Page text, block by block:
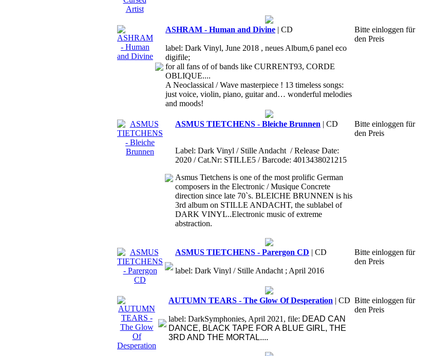
ASHRAM - Human and Divine | CD
label: Dark Vinyl, June 2018 , neues Album,6 panel eco
digifile;
for all fans of of bands like CURRENT93, CORDE
OBLIQUE....
A Neoclassical / Wave masterpiece ! 13 timeless songs:
just voice, violin, piano, guitar and… wonderful melodies
and moods!
Bitte einloggen für
den Preis
ASMUS TIETCHENS - Bleiche Brunnen | CD
Label: Dark Vinyl / Stille Andacht / Release Date:
2020 / Cat.Nr: STILLE5 / Barcode: 4013438021215
Asmus Tietchens is one of the most prolific German
composers in the Electronic / Musique Concrete
direction since late 70`s. BLEICHE BRUNNEN is his
3rd album on STILLE ANDACHT, the sublabel of
DARK VINYL..Electronic music of extreme
abstraction.
Bitte einloggen für
den Preis
ASMUS TIETCHENS - Parergon CD | CD
label: Dark Vinyl / Stille Andacht ; April 2016
Bitte einloggen für
den Preis
AUTUMN TEARS - The Glow Of Desperation | CD
label: DarkSymphonies, April 2021, file: DEAD CAN
DANCE, BLACK TAPE FOR A BLUE GIRL, THE
3RD AND THE MORTAL....
Bitte einloggen für
den Preis